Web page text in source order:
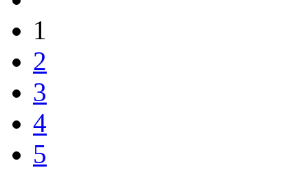
1
2
3
4
5